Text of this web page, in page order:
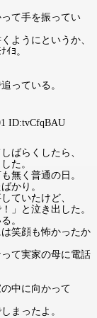
て手を振ってい
ようにというか、
ﾖ。
っている。
ID:tvCfqBAU
ばらくしたら、
た。
無く普通の日。
かり。
ていたけど、
」と泣き出した。
。
笑顔も怖かったか
て実家の母に電話
中に向かって
まったよ。